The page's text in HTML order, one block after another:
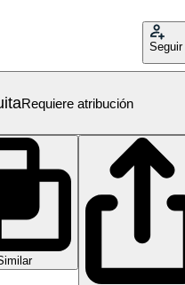
Seguir
Requiere atribución